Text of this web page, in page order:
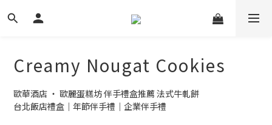
Creamy Nougat Cookies
歐華酒店 ‧ 歐麗蛋糕坊 伴手禮盒推薦 法式牛軋餅
台北飯店禮盒｜年節伴手禮｜企業伴手禮